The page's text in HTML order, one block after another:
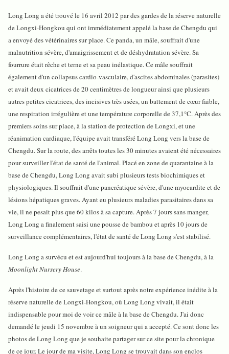
Long Long a été trouvé le 16 avril 2012 par des gardes de la réserve naturelle
de Longxi-Hongkou qui ont immédiatement appelé la base de Chengdu qui
a envoyé des vétérinaires sur place. Ce panda, un mâle, souffrait d'une
malnutrition sévère, d'amaigrissement et de déshydratation sévère. Sa
fourrure était rêche et terne et sa peau inélastique. Ce mâle souffrait
également d'un collapsus cardio-vasculaire, d'ascites abdominales (parasites)
et avait deux cicatrices de 20 centimètres de longueur ainsi que plusieurs
autres petites cicatrices, des incisives très usées, un battement de cœur faible,
une respiration irrégulière et une température corporelle de 37,1°C. Après des
premiers soins sur place, à la station de protection de Longxi, et une
réanimation cardiaque, l'équipe avait transféré Long Long vers la base de
Chengdu. Sur la route, des arrêts toutes les 30 minutes avaient été nécessaires
pour surveiller l'état de santé de l'animal. Placé en zone de quarantaine à la
base de Chengdu, Long Long avait subi plusieurs tests biochimiques et
physiologiques. Il souffrait d'une pancréatique sévère, d'une myocardite et de
lésions hépatiques graves. Ayant eu plusieurs maladies parasitaires dans sa
vie, il ne pesait plus que 60 kilos à sa capture. Après 7 jours sans manger,
Long Long a finalement saisi une pousse de bambou et après 10 jours de
surveillance complémentaires, l'état de santé de Long Long s'est stabilisé.
Long Long a survécu et est aujourd'hui toujours à la base de Chengdu, à la
Moonlight Nursery House.
Après l'histoire de ce sauvetage et surtout après notre expérience inédite à la
réserve naturelle de Longxi-Hongkou, où Long Long vivait, il était
indispensable pour moi de voir ce mâle à la base de Chengdu. J'ai donc
demandé le jeudi 15 novembre à un soigneur qui a accepté. Ce sont donc les
photos de Long Long que je souhaite partager sur ce site pour la chronique
de ce jour. Le jour de ma visite, Long Long se trouvait dans son enclos